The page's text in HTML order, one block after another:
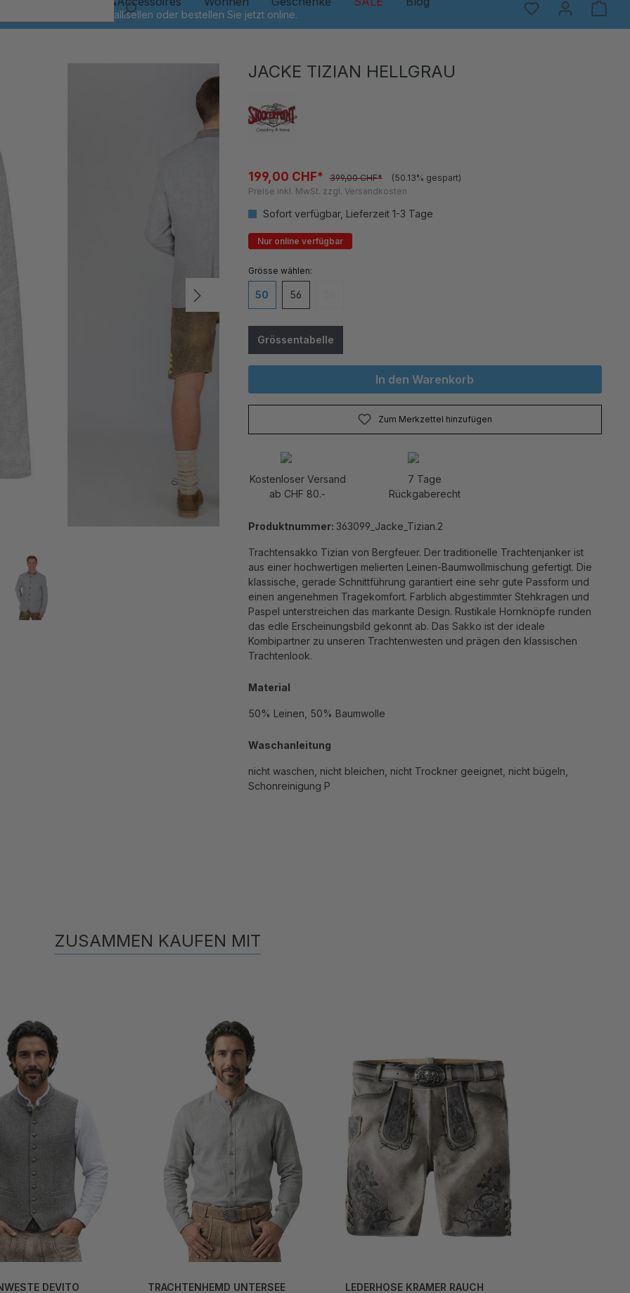
JACKE TIZIAN HELLGRAU
199,00 CHF* 399,00 CHF*
(50.13% gespart)
Preise inkl. MwSt. zzgl. Versandkosten
Sofort verfügbar, Lieferzeit 1-3 Tage
Nur online verfügbar
Grösseauswählen
50 56
Grössentabelle
In den Warenkorb
Zum Merkzettel hinzufügen
Kostenloser Versand
ab CHF 80.-
7 Tage
Rückgaberecht
Produktnummer: 363099_Jacke_Tizian.2
Trachtensakko Tizian von Bergfeuer. Der traditionelle Trachtenjanker ist
aus einer hochwertigen melierten Leinen-Baumwollmischung gefertigt. Die
klassische, gerade Schnittführung garantiert eine sehr gute Passform und
einen angenehmen Tragekomfort. Farblich abgestimmter Stehkragen und
Paspel unterstreichen das markante Design. Rustikale Hornknöpfe runden
das edle Erscheinungsbild gekonnt ab. Das Sakko ist der ideale
Kombipartner zu unseren Trachtenwesten und prägen den klassischen
Trachtenlook.
Material
50% Leinen, 50% Baumwolle
Waschanleitung
nicht waschen, nicht bleichen, nicht Trockner geeignet, nicht bügeln,
Schonreinigung P
ZUSAMMEN KAUFEN MIT
DEVITO
TRACHTENHEMD UNTERSEE
LEDERHOSE KRAMER RAUCH